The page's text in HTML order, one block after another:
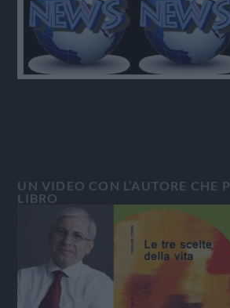
UN VIDEO CON L’AUTORE CHE
LIBRO